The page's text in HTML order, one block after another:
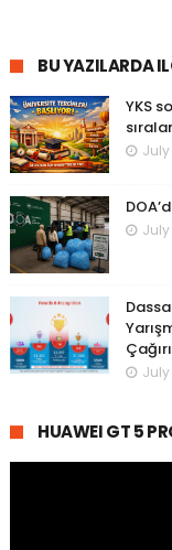
BU YAZILARDA
YKS
July
July
July
HUAWEI GT 5